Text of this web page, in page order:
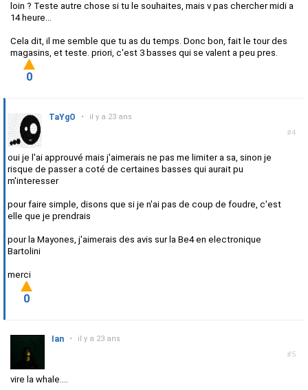
loin ? Teste autre chose si tu le souhaites, mais v pas chercher midi a
14 heure...
Cela dit, il me semble que tu as du temps. Donc bon, fait le tour des
magasins, et teste. priori, c'est 3 basses qui se valent a peu pres.
0
#4
TaYgO • il y a 23 ans
oui je l'ai approuvé mais j'aimerais ne pas me limiter a sa, sinon je
risque de passer a coté de certaines basses qui aurait pu
m'interesser
pour faire simple, disons que si je n'ai pas de coup de foudre, c'est
elle que je prendrais
pour la Mayones, j'aimerais des avis sur la Be4 en electronique
Bartolini
merci
0
#5
Ian • il y a 23 ans
vire la whale....